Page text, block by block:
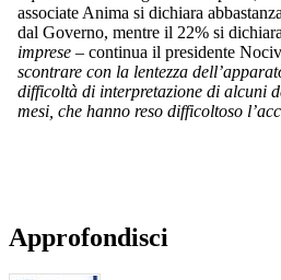
associate Anima si dichiara
dal Governo, mentre il 22% si
imprese – continua il presidente
scontrare con la lentezza
difficoltà di interpretazione di alcuni
mesi, che hanno reso difficoltoso
Approfondisci